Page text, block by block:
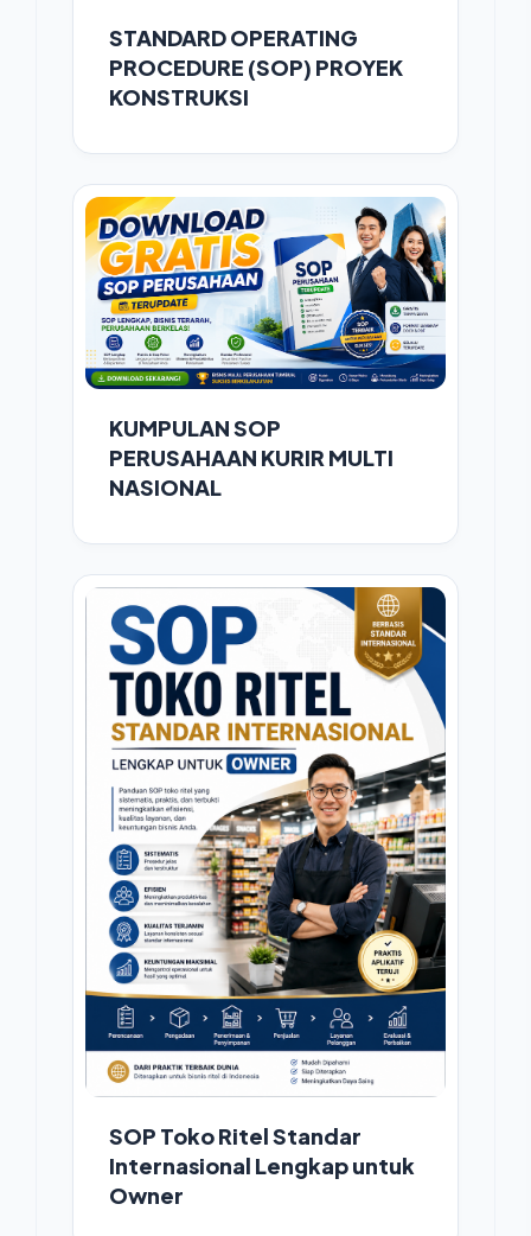
STANDARD OPERATING
PROCEDURE (SOP) PROYEK
KONSTRUKSI
KUMPULAN SOP
PERUSAHAAN KURIR MULTI
NASIONAL
SOP Toko Ritel Standar
Internasional Lengkap untuk
Owner